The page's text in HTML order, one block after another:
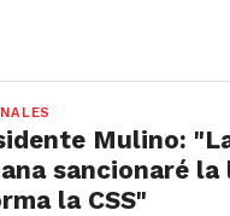
Mulino:
sancionaré la
la CSS"